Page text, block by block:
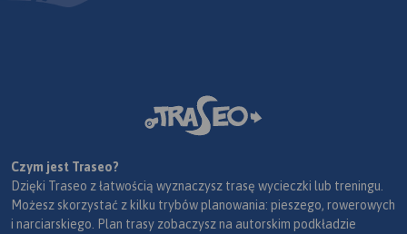
Czym jest Traseo?
Dzięki Traseo z łatwością wyznaczysz trasę wycieczki lub treningu.
Możesz skorzystać z kilku trybów planowania: pieszego, rowerowych
i narciarskiego. Plan trasy zobaczysz na autorskim podkładzie